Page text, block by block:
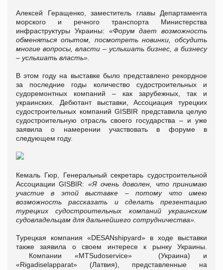
Алексей Геращенко, заместитель главы Департамента
морского и речного транспорта Министерства
инфраструктуры Украины: «Форум дает возможность
обменяться опытом, посмотреть новинки, обсудить
многие вопросы, власти – услышать бизнес, а бизнесу
– услышать власть».
В этом году на выставке было представлено рекордное
за последние годы количество судостроительных и
судоремонтных компаний – как зарубежных, так и
украинских. Дебютант выставки, Ассоциация турецких
судостроительных компаний GISBIR представила целую
судостроительную отрасль своего государства – и уже
заявила о намерении участвовать в форуме в
следующем году.
Кемаль Гюр, Генеральный секретарь судостроительной
Ассоциации GISBIR: «Я очень доволен, что принимаю
участие в этой выставке – потому что имею
возможность рассказать и сделать презентацию
турецких судостроительных компаний украинским
судовладельцам для дальнейшего сотрудничества».
Турецкая компания «DESANshipyard» в ходе выставки
также заявила о своем интересе к рынку Украины.
Компании «MTSudoservice» (Украина) и
«Rigadiselapparat» (Латвия), представленные на